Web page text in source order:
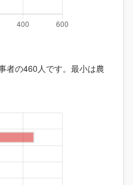
者の460人です。最小は農